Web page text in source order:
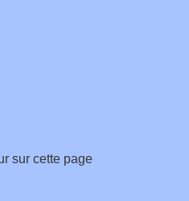
sur cette page